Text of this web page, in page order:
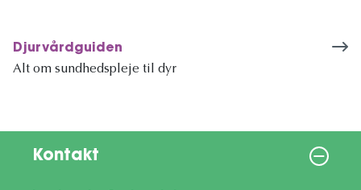
Djurvårdguiden
Alt om sundhedspleje til dyr
Kontakt